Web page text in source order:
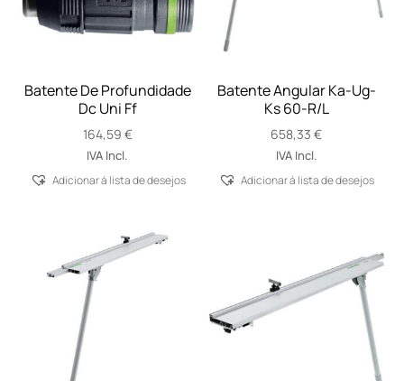
Batente De Profundidade
Dc Uni Ff
164,59 €
IVA Incl.
Adicionar á lista de desejos
Batente Angular Ka-Ug-
Ks 60-R/L
658,33€
IVA Incl.
Adicionar á lista de desejos